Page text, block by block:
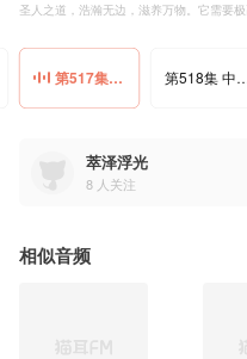
圣人之道，浩瀚无边，滋养万物。它需要
第517集 中庸；明哲保身，进退自如. 第518集 中庸：不要
萃泽浮光
8 人关注
相似音频